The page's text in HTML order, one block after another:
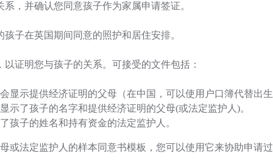
，并确认您同意孩子作为家属申请签证。
子在英国期间同意的照护和居住安排。
证明您与孩子的关系。可接受的文件包括：
显示提供经济证明的父母（在中国，可以使用户口簿代替出
示了孩子的名字和提供经济证明的父母(或法定监护人)。
孩子的姓名和持有资金的法定监护人。
或法定监护人的样本同意书模板，您可以使用它来协助申请